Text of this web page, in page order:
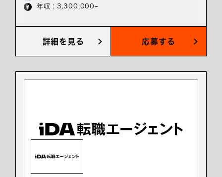
年収 : 3,300,000~
詳細を見る 応募する